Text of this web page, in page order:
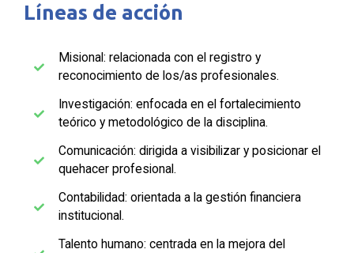
Líneas de acción
Misional: relacionada con el registro y
reconocimiento de los/as profesionales.
Investigación: enfocada en el fortalecimiento
teórico y metodológico de la disciplina.
Comunicación: dirigida a visibilizar y posicionar el
quehacer profesional.
Contabilidad: orientada a la gestión financiera
institucional.
Talento humano: centrada en la mejora del